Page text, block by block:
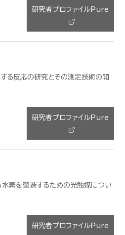
研究者プロファイルPure
する反応の研究とその測定技術の開
研究者プロファイルPure
素を製造するための光触媒につい
研究者プロファイルPure